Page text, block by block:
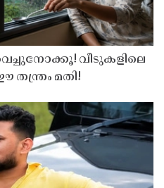
വീടുകളിലെ
മതി!